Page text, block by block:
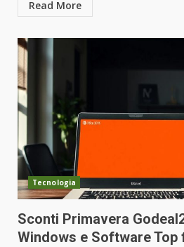
Read More
Tecnologia
Sconti Primavera
Windows e Software Top